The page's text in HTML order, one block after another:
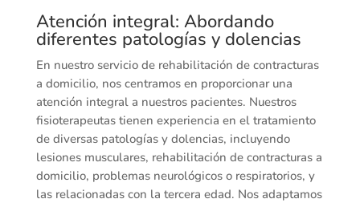
Atención integral: Abordando
diferentes patologías y dolencias
En nuestro servicio de rehabilitación de contracturas
a domicilio, nos centramos en proporcionar una
atención integral a nuestros pacientes. Nuestros
fisioterapeutas tienen experiencia en el tratamiento
de diversas patologías y dolencias, incluyendo
lesiones musculares, rehabilitación de contracturas a
domicilio, problemas neurológicos o respiratorios, y
las relacionadas con la tercera edad. Nos adaptamos